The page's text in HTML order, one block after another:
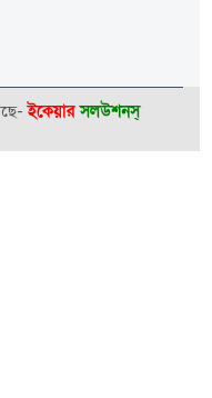
ইকেয়ার সলউশনস্